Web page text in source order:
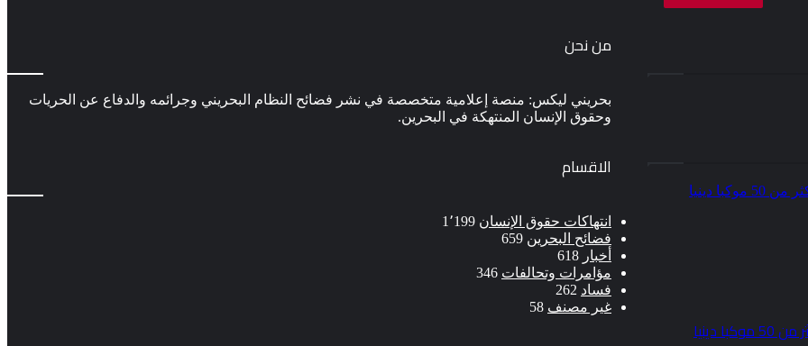
من نحن
بحريني ليكس: منصة إعلامية متخصصة في نشر فضائح النظام البحريني وجرائمه والدفاع عن الحريات
وحقوق الإنسان المنتهكة في البحرين.
الاقسام
انتهاكات حقوق الإنسان 1٬199
فضائح البحرين 659
أخبار 618
مؤامرات وتحالفات 346
فساد 262
غير مصنف 58